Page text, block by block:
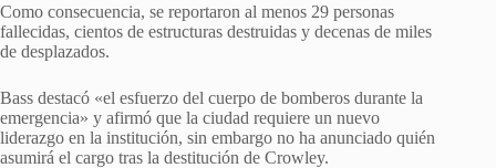
Como consecuencia, se reportaron al menos 29 personas
fallecidas, cientos de estructuras destruidas y decenas de miles
de desplazados.
Bass destacó «el esfuerzo del cuerpo de bomberos durante la
emergencia» y afirmó que la ciudad requiere un nuevo
liderazgo en la institución, sin embargo no ha anunciado quién
asumirá el cargo tras la destitución de Crowley.